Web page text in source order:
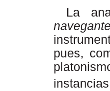
La
navegante
pues,